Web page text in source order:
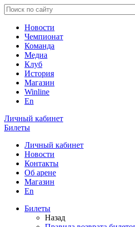
Новости
Чемпионат
Команда
Медиа
Клуб
История
Магазин
Winline
En
Личный кабинет
Билеты
Личный кабинет
Новости
Контакты
Об арене
Магазин
En
Билеты
Назад